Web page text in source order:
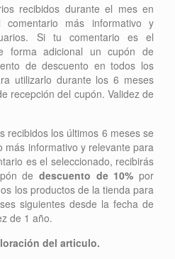
recibidos durante el mes en
más informativo y
Si tu comentario es el
forma adicional un cupón de
de descuento en todos los
utilizarlo durante los 6 meses
recepción del cupón. Validez de
recibidos los últimos 6 meses se
más informativo y relevante para
es el seleccionado, recibirás
de descuento de 10% por
los productos de la tienda para
siguientes desde la fecha de
de 1 año.
del articulo.